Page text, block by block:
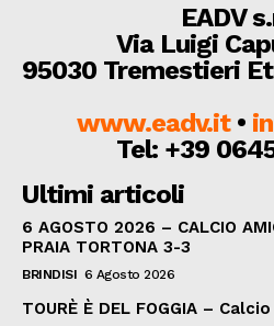
EADV
Via Luigi
95030 Tremestieri
www.eadv.it•
Tel: +39
Ultimi articoli
6 AGOSTO 2026 – CALCIO
PRAIA TORTONA 3-3
BRINDISI 6 Agosto 2026
TOURÈ È DEL FOGGIA –